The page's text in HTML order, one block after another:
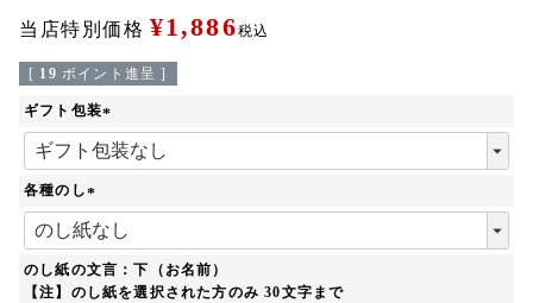
当店特別価格 ¥1,886税込
[ 19 ポイント進呈 ]
ギフト包装
必
各種のし
(
必
須
)
のし紙の文言：下（お名前）
【注】のし紙を選択された方のみ 30文字まで